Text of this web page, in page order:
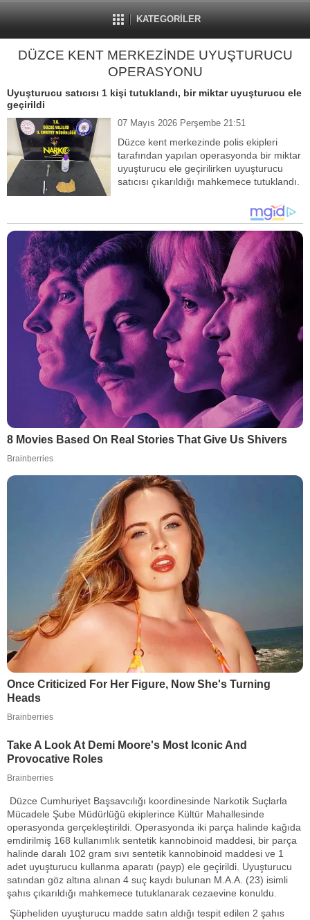
KATEGORİLER
DÜZCE KENT MERKEZİNDE UYUŞTURUCU
OPERASYONU
Uyuşturucu satıcısı 1 kişi tutuklandı, bir miktar uyuşturucu ele
geçirildi
07 Mayıs 2026 Perşembe 21:51
Düzce kent merkezinde polis ekipleri
tarafından yapılan operasyonda bir miktar
uyuşturucu ele geçirilirken uyuşturucu
satıcısı çıkarıldığı mahkemece tutuklandı.
Düzce Cumhuriyet Başsavcılığı koordinesinde Narkotik Suçlarla
Mücadele Şube Müdürlüğü ekiplerince Kültür Mahallesinde
operasyonda gerçekleştirildi. Operasyonda iki parça halinde kağıda
emdirilmiş 168 kullanımlık sentetik kannobinoid maddesi, bir parça
halinde daralı 102 gram sıvı sentetik kannobinoid maddesi ve 1
adet uyuşturucu kullanma aparatı (payp) ele geçirildi. Uyuşturucu
satından göz altına alınan 4 suç kaydı bulunan M.A.A. (23) isimli
şahıs çıkarıldığı mahkemece tutuklanarak cezaevine konuldu.
Şüpheliden uyuşturucu madde satın aldığı tespit edilen 2 şahıs